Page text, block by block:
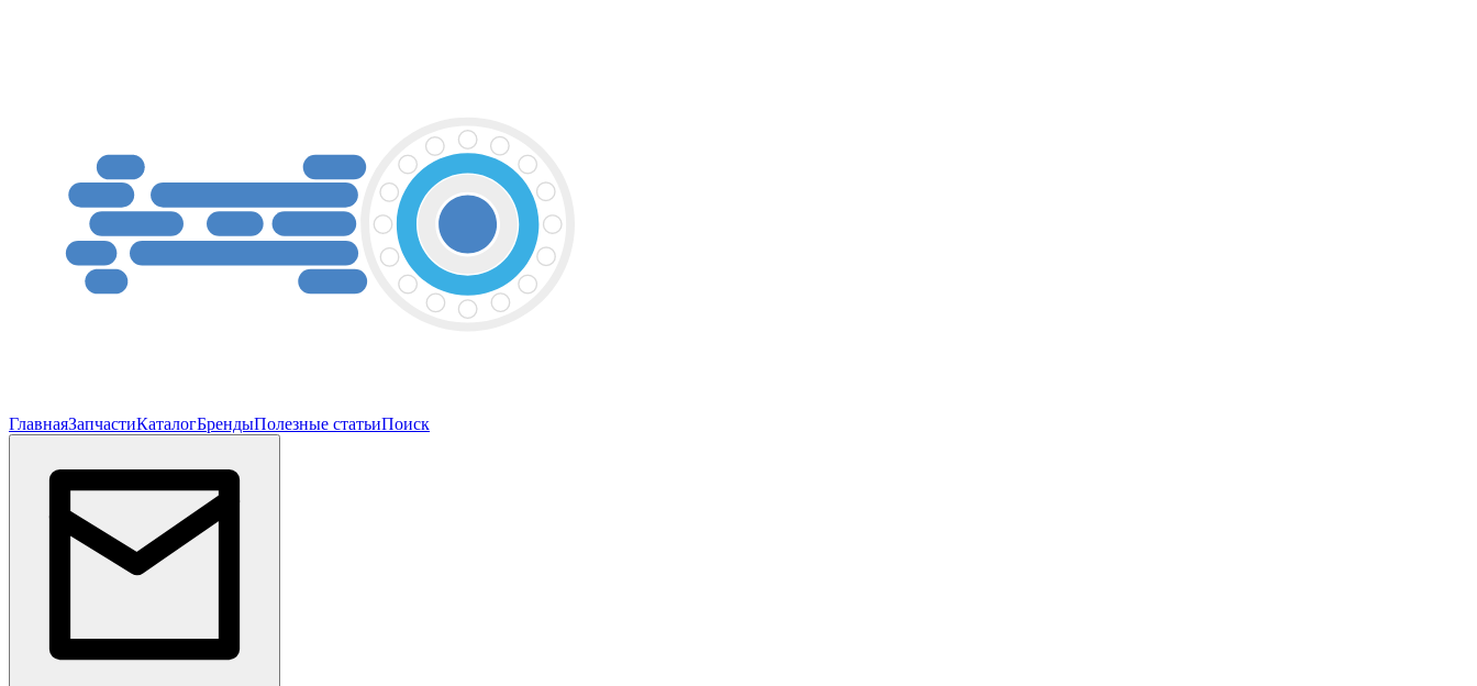
ГлавнаяЗапчастиКаталогБрендыПолезные статьиПоиск